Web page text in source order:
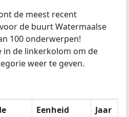
de meest recent
de buurt Watermaalse
100 onderwerpen!
in de linkerkolom om de
weer te geven.
Eenheid
Jaar